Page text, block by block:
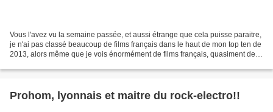
Vous l'avez vu la semaine passée, et aussi étrange que cela puisse paraitre,
je n'ai pas classé beaucoup de films français dans le haut de mon top ten de
2013, alors même que je vois énormément de films français, quasiment deux
Prohom, lyonnais et maitre du rock-electro!!